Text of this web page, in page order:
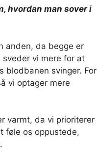
hvordan man sover i
anden, da begge er
vi mere for at
blodbanen svinger. For
vi optager mere
varmt, da vi prioriterer
føle os oppustede,